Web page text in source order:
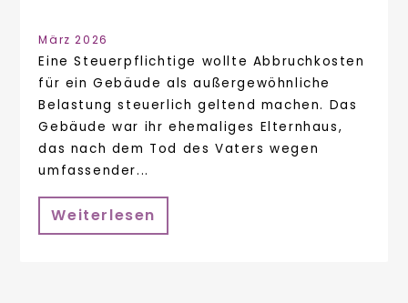
März 2026
Eine Steuerpflichtige wollte Abbruchkosten
für ein Gebäude als außergewöhnliche
Belastung steuerlich geltend machen. Das
Gebäude war ihr ehemaliges Elternhaus,
das nach dem Tod des Vaters wegen
umfassender...
Weiterlesen